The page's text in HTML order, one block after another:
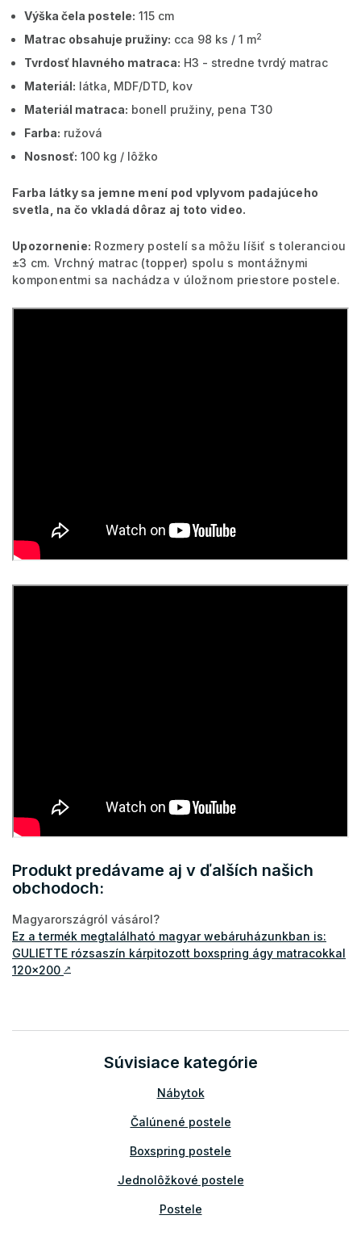
Výška čela postele: 115 cm
Matrac obsahuje pružiny: cca 98 ks / 1 m2
Tvrdosť hlavného matraca: H3 - stredne tvrdý matrac
Materiál: látka, MDF/DTD, kov
Materiál matraca: bonell pružiny, pena T30
Farba: ružová
Nosnosť: 100 kg / lôžko
Farba látky sa jemne mení pod vplyvom padajúceho
svetla, na čo vkladá dôraz aj toto video.
Upozornenie: Rozmery postelí sa môžu líšiť s toleranciou
±3 cm. Vrchný matrac (topper) spolu s montážnymi
komponentmi sa nachádza v úložnom priestore postele.
Produkt predávame aj v ďalších našich
obchodoch:
Magyarországról vásárol?
Ez a termék megtalálható magyar webáruházunkban is:
GULIETTE rózsaszín kárpitozott boxspring ágy matracokkal
120x200 ↗
Súvisiace kategórie
Nábytok
Čalúnené postele
Boxspring postele
Jednolôžkové postele
Postele